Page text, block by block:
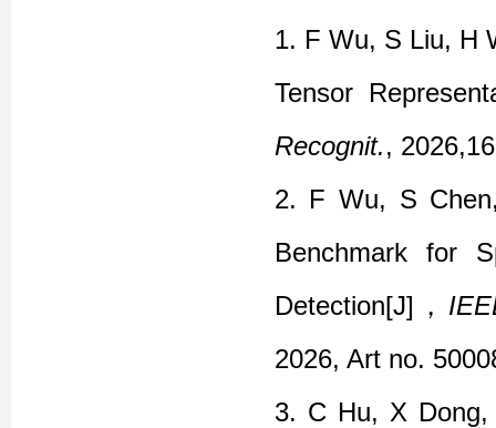
1. F Wu, S Liu, H
Tensor
Recognit.,
2. F Wu, S
Benchmark for
Detection[J] ，
2026, Art no.
3. C Hu, X